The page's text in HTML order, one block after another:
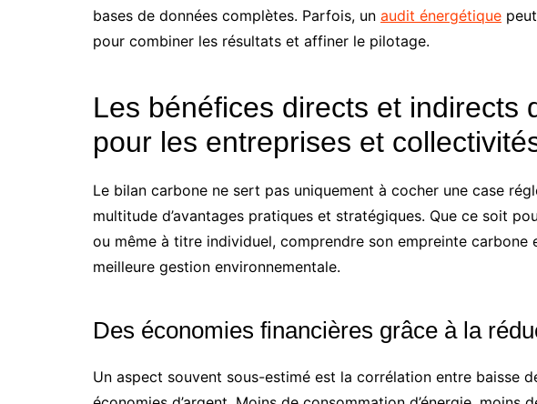
bases de données complètes. Parfois, un audit énergétique
pour combiner les résultats et affiner le pilotage.
Les bénéfices directs et indirects
pour les entreprises et
Le bilan carbone ne sert pas uniquement à cocher une case
multitude d’avantages pratiques et stratégiques. Que ce soit
ou même à titre individuel, comprendre son empreinte carbone
meilleure gestion environnementale.
Des économies financières grâce à la
Un aspect souvent sous-estimé est la corrélation entre baisse